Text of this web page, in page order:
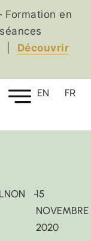
en
Découvrir
EN FR
NON
-15
NOVEMBRE
2020